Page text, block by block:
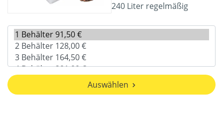
240 Liter regelmäßig
Auswählen